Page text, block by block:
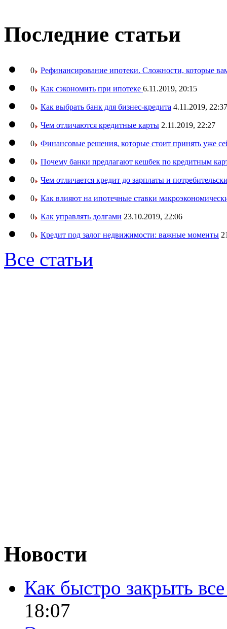
Последние статьи
0 Рефинансирование ипотеки. Сложности, которые
0 Как сэкономить при ипотеке 6.11.2019, 20:15
0 Как выбрать банк для бизнес-кредита 4.11.2019, 22:37
0 Чем отличаются кредитные карты 2.11.2019, 22:27
0 Финансовые решения, которые стоит принять уже
0 Почему банки предлагают кешбек по кредитным
0 Чем отличается кредит до зарплаты и
0 Как влияют на ипотечные ставки
0 Как управлять долгами 23.10.2019, 22:06
0 Кредит под залог недвижимости: важные моменты
Все статьи
Новости
Как быстро закрыть
18:07